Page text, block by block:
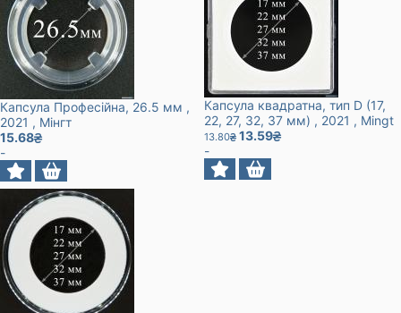
Капсула Професійна, 26.5 мм ,
2021 , Мінгт
15.68
-
Капсула квадратна, тип D (17,
22, 27, 32, 37 мм) , 2021 , Mingt
13.80
13.59
-